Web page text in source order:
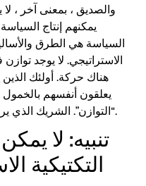
والصديق ، بمعنى آخر ،
يمكنهم إنتاج
السياسة هي الطرق
الاستراتيجي. لا يوجد
هناك حركة. أولئك
يعلقون أنفسهم بالخمول
“التوازن”. الشريك الذي يرقصون معه هو العجز والاستسلام.
تنبيه: لا
التكتيكية